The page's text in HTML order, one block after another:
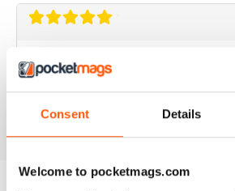
Consent Details
Welcome to pocketmags.com
LOVE IT